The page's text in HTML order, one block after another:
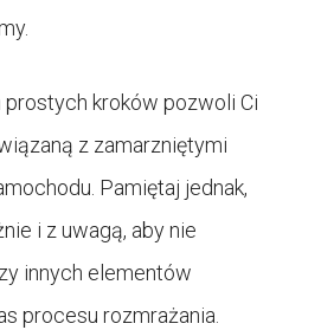
kroków pozwoli Ci
z zamarzniętymi
Pamiętaj jednak,
i z uwagą, aby nie
innych elementów
procesu rozmrażania.